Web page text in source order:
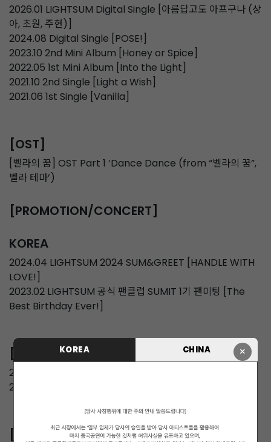
×
KOREA CHINA
2026.01 LIGHTSUM Digital Single [아름답고도 아프구나 (상
아, 초원, 주현)]
2024.08 Digital Single [POSE!]
2023.10 2nd Mini Album [Honey or Spice]
2022.05 1st Mini Album [Into the Light]
2021.10 2nd Single [Light a Wish]
2021.06 1st Single [Vanilla]
[OST]
[벨라의 꿈] OST Part 1 ‘Dance Dance (from “벨라의 꿈”,
벨라 테마’)
[PROMOTION/CONCERT]
KOREA
2024.04 LIGHTSUM 2024 SUM&GREET [HANDLE WITH
LOVE!]
2023.02 LIGHTSUM 공식 팬클럽 SUMIT 1기 팬미팅 [The
Best Birthday Ever!]
[TV]
2025 MBC ‘A-IDOL’
2021 Mnet <Do You 라잇썸>
[AWARDS]